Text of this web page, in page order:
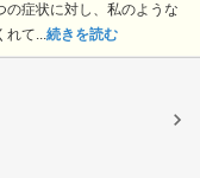
症状に対し、私のような
れて...続きを読む